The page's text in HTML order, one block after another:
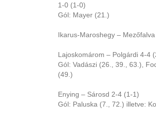
1-0 (1-0)
Gól: Mayer (21.)
Ikarus-Maroshegy –
Lajoskomárom – Polgárdi 4-4
Gól: Vadászi (26., 39., 63.),
(49.)
Enying – Sárosd 2-4 (1-1)
Gól: Paluska (7., 72.) illetve: